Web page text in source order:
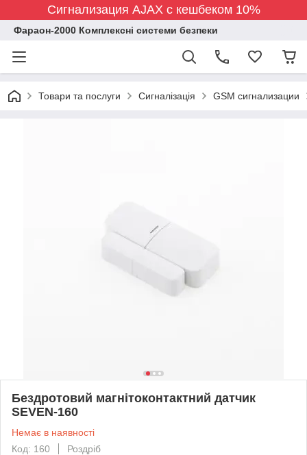
Сигнализация AJAX с кешбеком 10%
Фараон-2000 Комплексні системи безпеки
Товари та послуги Сигналізація GSM сигнализации
Бездротовий магнітоконтактний датчик
SEVEN-160
Немає в наявності
Код: 160
Роздріб